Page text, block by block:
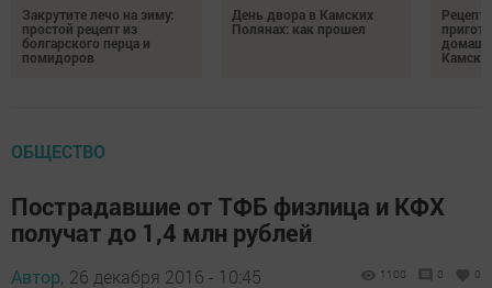
Закрутите лечо на зиму:
простой рецепт из
болгарского перца и
помидоров
День двора в Камских
Полянах: как прошел
ОБЩЕСТВО
Пострадавшие от ТФБ физлица и КФХ
получат до 1,4 млн рублей
Автор, 26 декабря 2016 - 10:45 1100 0 0